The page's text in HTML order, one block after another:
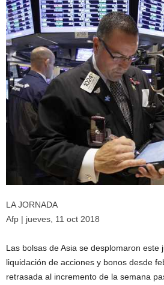
LA JORNADA
Afp | jueves, 11 oct 2018
Las bolsas de Asia se desplomaron este
liquidación de acciones y bonos desde
retrasada al incremento de la semana